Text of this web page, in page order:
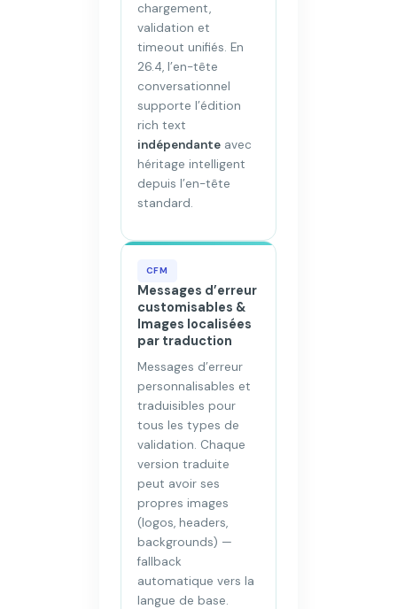
chargement,
validation et
timeout unifiés. En
26.4, l’en-tête
conversationnel
supporte l’édition
rich text
indépendanteavec
héritage intelligent
depuis l’en-tête
standard.
CFM
Messages d’erreur
customisables &
Images localisées
par traduction
Messages d’erreur
personnalisables et
traduisibles pour
tous les types de
validation. Chaque
version traduite
peut avoir ses
propres images
(logos, headers,
backgrounds) —
fallback
automatique vers la
langue de base.